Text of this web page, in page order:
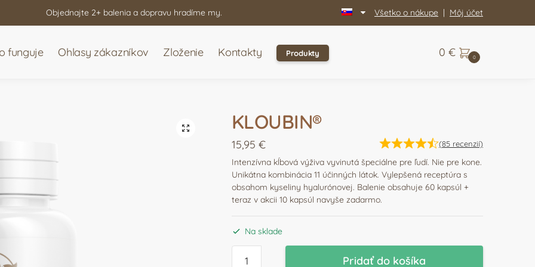
Objednajte 2+ balenia a dopravu hradíme my. Všetko o nákupe | Môj účet
funguje Ohlasy zákazníkov Zloženie Kontakty Produkty 0 € 0
🔍 KLOUBIN®
15,95 € (85recenzií)
Intenzívna kĺbová výživa vyvinutá špeciálne pre ľudí. Nie pre kone.
Unikátna kombinácia 11 účinných látok. Vylepšená receptúra s
obsahom kyseliny hyalurónovej. Balenie obsahuje 60 kapsúl +
teraz v akcii 10 kapsúl navyše zadarmo.
Na sklade
Pridať do košíka